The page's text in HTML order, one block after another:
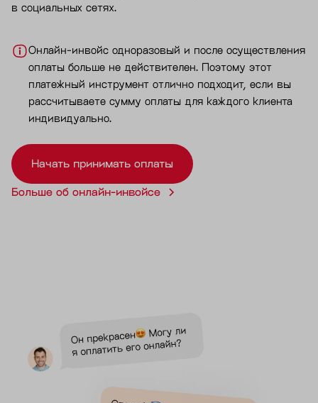
в социальных сетях.
Онлайн-инвойс одноразовый и после осуществления
оплаты больше не действителен. Поэтому этот
платежный инструмент отлично подходит, если вы
рассчитываете сумму оплаты для каждого клиента
индивидуально.
Начать принимать оплаты
Больше об онлайн-инвойсе